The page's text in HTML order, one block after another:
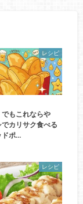
レシピ
もこれならや
カリサク食べる
ドポ…
レシピ